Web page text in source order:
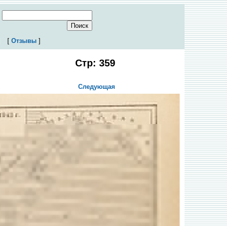
[ Отзывы]
Стр: 359
Следующая